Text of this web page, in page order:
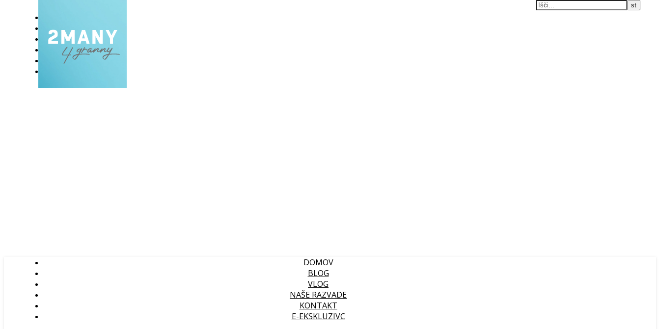
BLOG
VLOG
NAŠE RAZVADE
KONTAKT
DOMOV
BLOG
VLOG
NAŠE RAZVADE
KONTAKT
E-EKSKLUZIVC